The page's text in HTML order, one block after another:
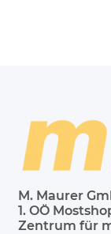
M. Maurer
1. OÖ
Zentrum für